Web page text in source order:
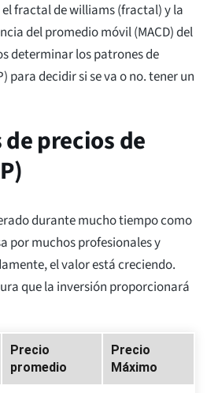
fractal de williams (fractal) y la
del promedio móvil (MACD) del
determinar los patrones de
para decidir si se va o no. tener un
precios de
durante mucho tiempo como
por muchos profesionales y
el valor está creciendo.
que la inversión proporcionará
Precio
promedio
Precio
Máximo